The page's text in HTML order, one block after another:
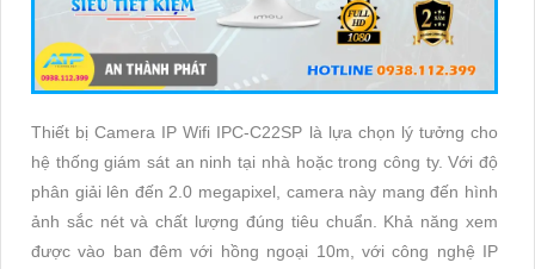
Thiết bị Camera IP Wifi IPC-C22SP là lựa chọn lý tưởng cho
hệ thống giám sát an ninh tại nhà hoặc trong công ty. Với độ
phân giải lên đến 2.0 megapixel, camera này mang đến hình
ảnh sắc nét và chất lượng đúng tiêu chuẩn. Khả năng xem
được vào ban đêm với hồng ngoại 10m, với công nghệ IP